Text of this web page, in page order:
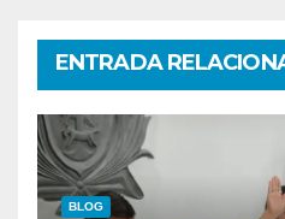
ENTRADA
BLOG